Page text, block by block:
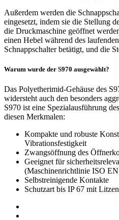
Außerdem werden die
eingesetzt, indem sie die Stellung
die Druckmaschine geöffnet
einen Hebel während des
Schnappschalter betätigt, und die
Warum wurde der S970 ausgewählt?
Das Polyetherimid-Gehäuse des
widersteht auch den besonders
S970 ist eine Spezialausführung
diesen Merkmalen:
Kompakte und robuste
Vibrationsfestigkeit
Zwangsöffnung des
Geeignet für
(Maschinenrichtlinie ISO
Selbstreinigende Kontakte
Schutzart bis IP 67 mit